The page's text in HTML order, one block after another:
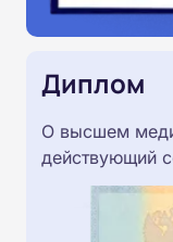
Диплом
О высшем
действующий